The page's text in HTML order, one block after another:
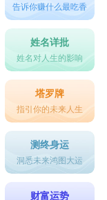
告诉你赚什么最吃香
姓名详批
姓名对人生的影响
塔罗牌
指引你的未来人生
测终身运
洞悉未来鸿图大运
财富运势